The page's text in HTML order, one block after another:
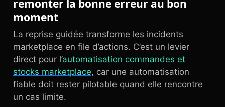
remonter la bonne erreur au bon
moment
La reprise guidée transforme les incidents
marketplace en file d’actions. C’est un levier
direct pour l’automatisation commandes et
stocks marketplace, car une automatisation
fiable doit rester pilotable quand elle rencontre
un cas limite.